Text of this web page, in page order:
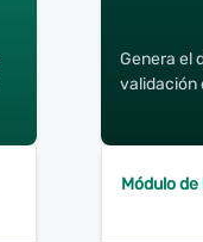
Genera el
validación
Módulo